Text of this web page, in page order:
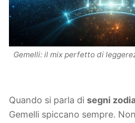
Gemelli: il mix perfetto di
Quando si parla di segni
Gemelli spiccano sempre.